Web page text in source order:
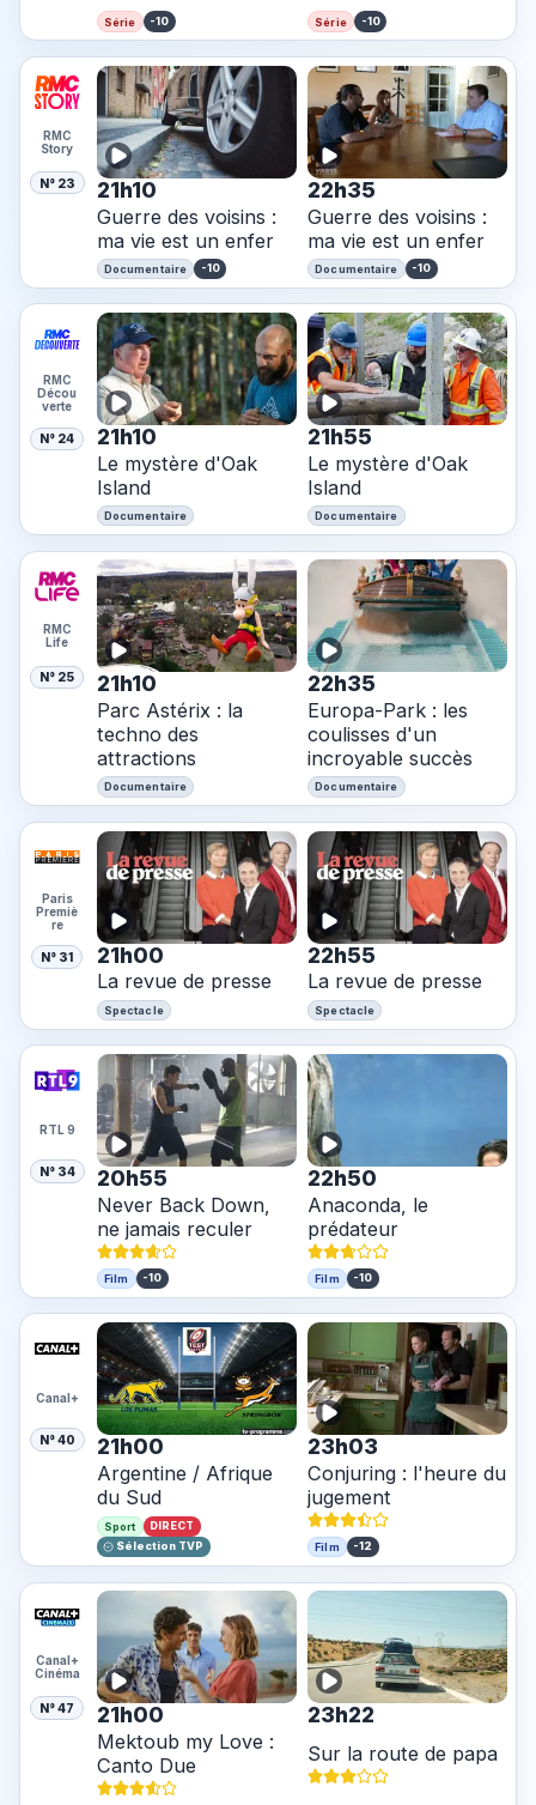
Série -10 Série -10
RMC
Story
N° 23 21h10
Guerre des voisins :
ma vie est un enfer
Documentaire -10
22h35
Guerre des voisins :
ma vie est un enfer
Documentaire -10
RMC
Décou
verte
N° 24 21h10
Le mystère d'Oak
Island
Documentaire
21h55
Le mystère d'Oak
Island
Documentaire
RMC
Life
N° 25 21h10
Parc Astérix : la
techno des
attractions
Documentaire
22h35
Europa-Park : les
coulisses d'un
incroyable succès
Documentaire
Paris
Premiè
re
N° 31 21h00
La revue de presse
Spectacle
22h55
La revue de presse
Spectacle
RTL 9
N° 34 20h55
Never Back Down,
ne jamais reculer
Film -10
22h50
Anaconda, le
prédateur
Film -10
Canal+
N° 40 21h00
Argentine / Afrique
du Sud
Sport
DIRECT
Sélection TVP
23h03
Conjuring : l'heure du
jugement
Film -12
Canal+
Cinéma
N° 47 21h00
Mektoub my Love :
Canto Due
23h22
Sur la route de papa